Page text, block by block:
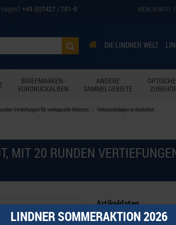
+49 (0)7427 / 701-0 MEIN KONTO
DIE LINDNER WELT
BRIEFMARKEN-
VORDRUCKALBEN
ANDERE
SAMMELGEBIETE
Vertiefungen für verkapselte Münzen Velourseinlagen in dunkelrot
MIT 20 RUNDEN
Artikeldaten
Dunkelrote
LINDNER SOMMERAKTION 2026